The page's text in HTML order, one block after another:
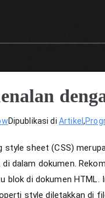
Dipublikasi di Artikel ,
style sheet (CSS)
di dalam dokumen.
blok di dokumen HTML.
style diletakkan di